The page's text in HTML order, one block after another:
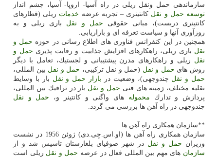
سازماندهی حمل ونقل ریلی در راه آسیا- اروپا- آسیا، چشم انداز
توسعه حمل و نقل كانتینری – تجربه عرضه خدمات ریلی (قطارهای
كانتینری دربست)، مبانی حقوقی حمل و نقل باری ریلی و به
روزآوری آنها و سیاست تعرفه ای و بازاریابی.
همچنین در این كنفرانس فناوری های اطلاع رسانی در حوزه حمل و
نقل باری ریلی، راهكارهای افزایش جذابیت و رقابت پذیری حمل و
نقل ریلی و راهكارهای مدرن پیشتیبانی و لجستیك، تعامل با دیگر
روش های حمل و نقل (حمل و نقل تركیبی، حمل و نقل بین المللی،
حمل و نقل چندوجهی)، وضعیت در بازار حمل و نقل بار با وسایط
نقلیه مختلف، زمینه های فنی حمل و نقل بار در ترافیك بین المللی،
پردازش و تدارك محموله های واگنی و كانتینر و، حمل و نقل
چندوجهی در راه آهن ها بررسی می گردد.
**سازمان همكاری راه آهن ها
سازمان همكاری راه آهن ها (او.اس.جِی.دی) ژوئن 1956 در نشست
وزیران حمل و نقل در شهر صوفیای بلغارستان تاسیس شد و از
سازمان های مهم بین المللی فعال در عرصه حمل و نقل ریلی است